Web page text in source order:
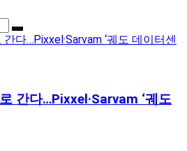
간다…Pixxel·Sarvam ‘궤도